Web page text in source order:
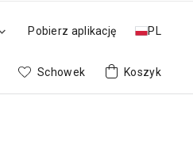
Pobierz aplikację PL
Schowek Koszyk